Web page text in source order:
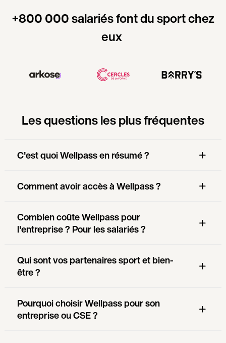
+800 000 salariés font du sport chez
eux
Les questions les plus fréquentes
C'est quoi Wellpass en résumé ?
Comment avoir accès à Wellpass ?
Combien coûte Wellpass pour
l'entreprise ? Pour les salariés ?
Qui sont vos partenaires sport et bien-
être ?
Pourquoi choisir Wellpass pour son
entreprise ou CSE ?